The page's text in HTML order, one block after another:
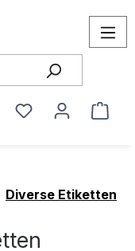
Du hast 0
Diverse Etiketten